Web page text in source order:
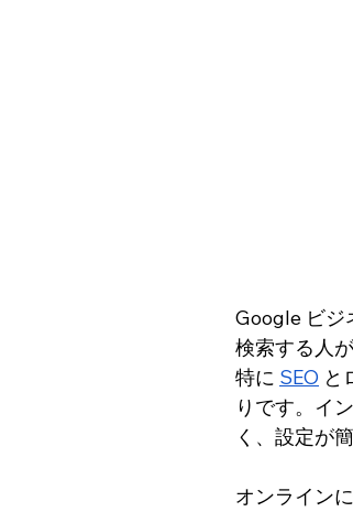
Google ビジ
検索する人
特に SEO と
りです。イ
く、設定が
オンライン